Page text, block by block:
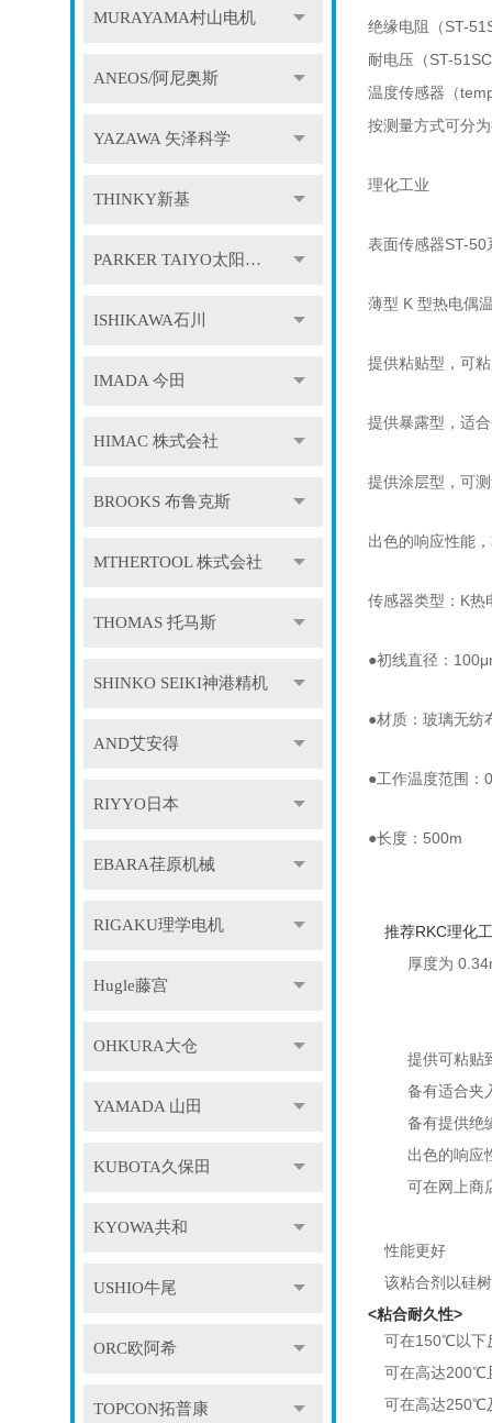
MURAYAMA村山电机
ANEOS/阿尼奥斯
YAZAWA 矢泽科学
THINKY新基
PARKER TAIYO太阳铁工
ISHIKAWA石川
IMADA 今田
HIMAC 株式会社
BROOKS 布鲁克斯
MTHERTOOL 株式会社
THOMAS 托马斯
SHINKO SEIKI神港精机
AND艾安得
RIYYO日本
EBARA荏原机械
RIGAKU理学电机
Hugle藤宫
OHKURA大仓
YAMADA 山田
KUBOTA久保田
KYOWA共和
USHIO牛尾
ORC欧阿希
TOPCON拓普康
绝缘电阻（ST-
耐电压（ST-
温度传感器 （
按测量方式可分
理化工业
表面传感器ST-50
薄型 K 型热电偶
提供粘贴型，可
提供暴露型，适
提供涂层型，可
出色的响应性能
传感器类型：K热
●初线直径：
●材质：玻璃无纺
●工作温度范围
●长度：500m
推荐RKC理化
厚度为
提供可粘贴
备有适合夹
备有提供绝
出色的响应
可在网上商
性能更好
该粘合剂以硅
<粘合耐久性>
可在150℃以下
可在高达200℃
可在高达250℃